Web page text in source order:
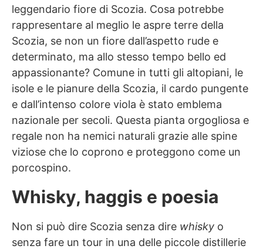
leggendario fiore di Scozia. Cosa potrebbe
rappresentare al meglio le aspre terre della
Scozia, se non un fiore dall’aspetto rude e
determinato, ma allo stesso tempo bello ed
appassionante? Comune in tutti gli altopiani, le
isole e le pianure della Scozia, il cardo pungente
e dall’intenso colore viola è stato emblema
nazionale per secoli. Questa pianta orgogliosa e
regale non ha nemici naturali grazie alle spine
viziose che lo coprono e proteggono come un
porcospino.
Whisky, haggis e poesia
Non si può dire Scozia senza dire whisky o
senza fare un tour in una delle piccole distillerie